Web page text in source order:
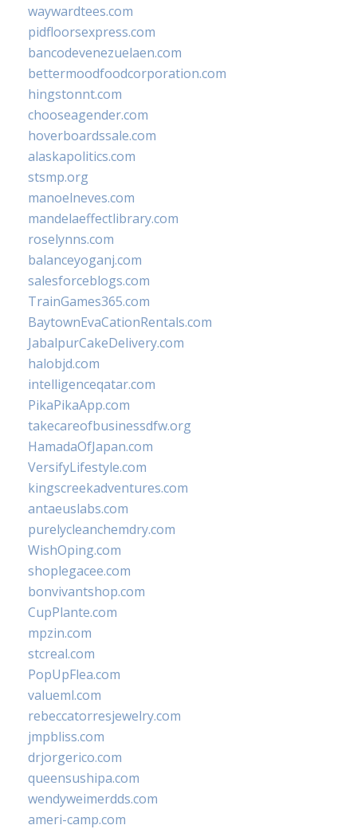
waywardtees.com
pidfloorsexpress.com
bancodevenezuelaen.com
bettermoodfoodcorporation.com
hingstonnt.com
chooseagender.com
hoverboardssale.com
alaskapolitics.com
stsmp.org
manoelneves.com
mandelaeffectlibrary.com
roselynns.com
balanceyoganj.com
salesforceblogs.com
TrainGames365.com
BaytownEvaCationRentals.com
JabalpurCakeDelivery.com
halobjd.com
intelligenceqatar.com
PikaPikaApp.com
takecareofbusinessdfw.org
HamadaOfJapan.com
VersifyLifestyle.com
kingscreekadventures.com
antaeuslabs.com
purelycleanchemdry.com
WishOping.com
shoplegacee.com
bonvivantshop.com
CupPlante.com
mpzin.com
stcreal.com
PopUpFlea.com
valueml.com
rebeccatorresjewelry.com
jmpbliss.com
drjorgerico.com
queensushipa.com
wendyweimerdds.com
ameri-camp.com